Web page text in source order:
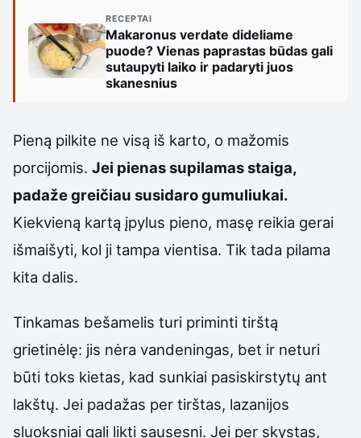
RECEPTAI
Makaronus verdate dideliame
puode? Vienas paprastas būdas gali
sutaupyti laiko ir padaryti juos
skanesnius
Pieną pilkite ne visą iš karto, o mažomis
porcijomis. Jei pienas supilamas staiga,
padaže greičiau susidaro gumuliukai.
Kiekvieną kartą įpylus pieno, masę reikia gerai
išmaišyti, kol ji tampa vientisa. Tik tada pilama
kita dalis.
Tinkamas bešamelis turi priminti tirštą
grietinėlę: jis nėra vandeningas, bet ir neturi
būti toks kietas, kad sunkiai pasiskirstytų ant
lakštų. Jei padažas per tirštas, lazanijos
sluoksniai gali likti sausesni. Jei per skystas,